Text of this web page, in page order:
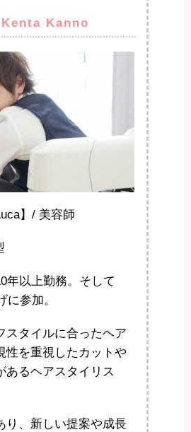
Kanno
】/ 美容師
年以上勤務。そして
に参加。
スタイルに合ったヘア
性を重視したカットや
あるヘアスタイリス
り、新しい提案や成長